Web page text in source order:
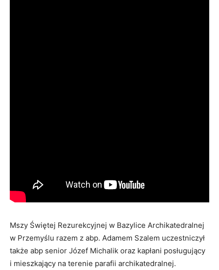
Mszy Świętej Rezurekcyjnej w Bazylice Archikatedralnej
w Przemyślu razem z abp. Adamem Szalem uczestniczył
także abp senior Józef Michalik oraz kapłani posługujący
i mieszkający na terenie parafii archikatedralnej.